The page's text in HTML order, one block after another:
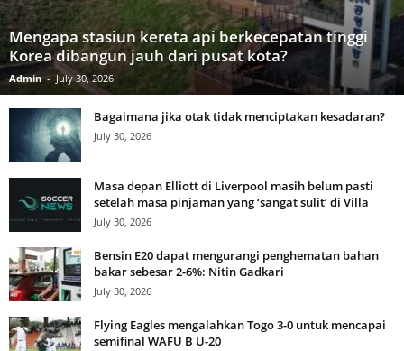
Mengapa stasiun kereta api berkecepatan tinggi
Korea dibangun jauh dari pusat kota?
Admin - July 30, 2026
Bagaimana jika otak tidak menciptakan kesadaran?
July 30, 2026
Masa depan Elliott di Liverpool masih belum pasti
setelah masa pinjaman yang ‘sangat sulit’ di Villa
July 30, 2026
Bensin E20 dapat mengurangi penghematan bahan
bakar sebesar 2-6%: Nitin Gadkari
July 30, 2026
Flying Eagles mengalahkan Togo 3-0 untuk mencapai
semifinal WAFU B U-20